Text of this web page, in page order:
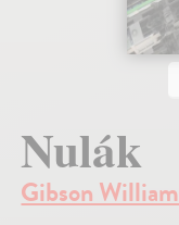
Nulák
Gibson William